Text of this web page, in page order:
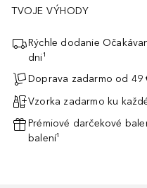
TVOJE VÝHODY
Rýchle dodanie
dni¹
Doprava zadarmo od 49
Vzorka zadarmo ku
Prémiové darčekové
balení¹